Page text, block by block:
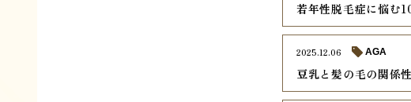
若年性脱毛症に悩む
豆乳と髪の毛の関係
2025.12.06 AGA